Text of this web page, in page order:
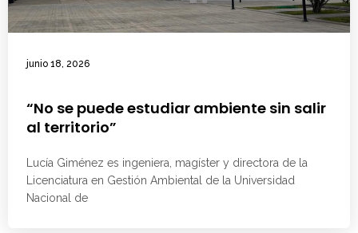
junio 18, 2026
“No se puede estudiar ambiente sin salir
al territorio”
Lucía Giménez es ingeniera, magíster y directora de la
Licenciatura en Gestión Ambiental de la Universidad
Nacional de